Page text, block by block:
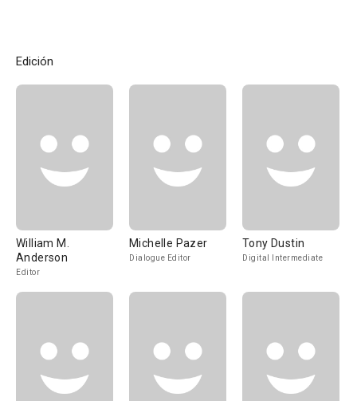
Edición
William M.
Anderson
Editor
Michelle Pazer
Dialogue Editor
Tony Dustin
Digital Intermediate